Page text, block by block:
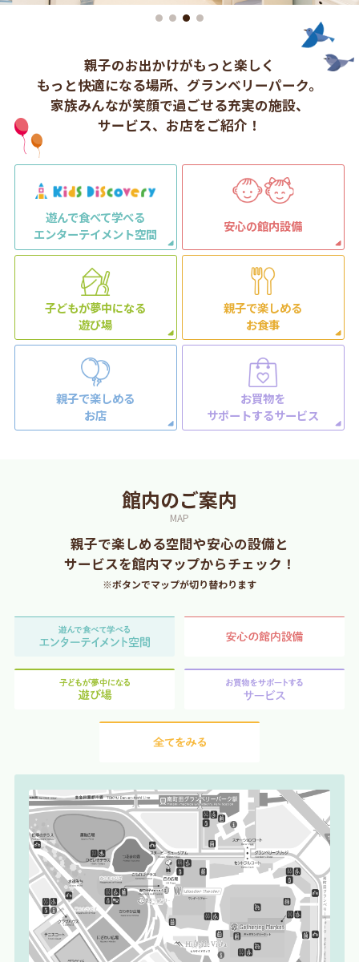
親子のお出かけがもっと楽しく
もっと快適になる場所、グランベリーパーク。
家族みんなが笑顔で過ごせる充実の施設、
サービス、お店をご紹介！
遊んで食べて学べる
エンターテイメント空間
安心の館内設備
子どもが夢中になる
遊び場
親子で楽しめる
お食事
親子で楽しめる
お店
お買物を
サポートするサービス
館内のご案内
MAP
親子で楽しめる空間や安心の設備と
サービスを館内マップからチェック！
※ボタンでマップが切り替わります